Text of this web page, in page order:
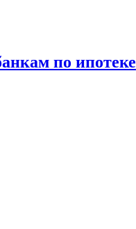
по ипотеке